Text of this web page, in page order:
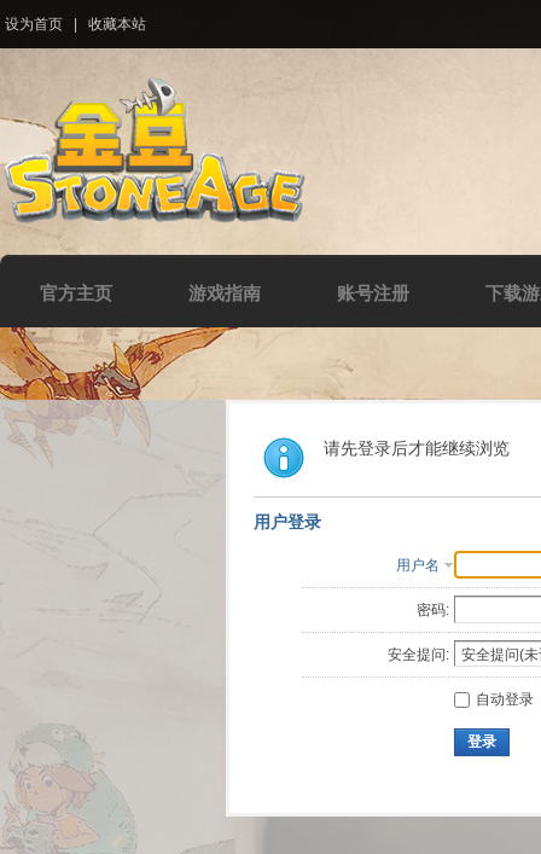
设为首页 收藏本站
官方主页 游戏指南 账号注册 下载
请先登录后才能继续浏览
用户登录
用户名
密码:
安全提问:
自动登录
登录